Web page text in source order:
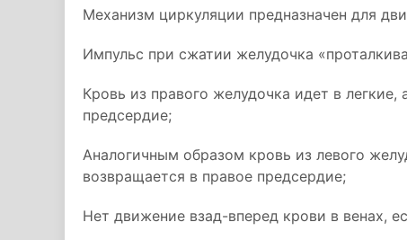
Механизм циркуляции предназначен для
Импульс при сжатии желудочка
Кровь из правого желудочка идет в легкие,
предсердие;
Аналогичным образом кровь из левого
возвращается в правое предсердие;
Нет движение взад-вперед крови в венах,